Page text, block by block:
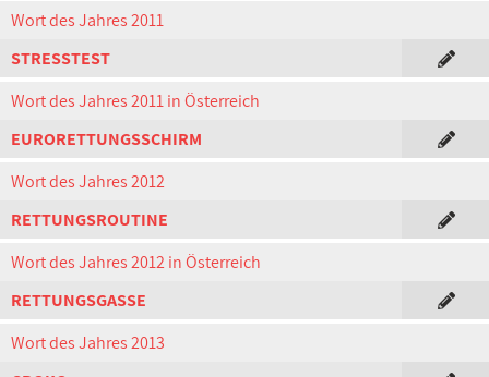
Wort des Jahres 2011
STRESSTEST
Wort des Jahres 2011 in Österreich
EURORETTUNGSSCHIRM
Wort des Jahres 2012
RETTUNGSROUTINE
Wort des Jahres 2012 in Österreich
RETTUNGSGASSE
Wort des Jahres 2013